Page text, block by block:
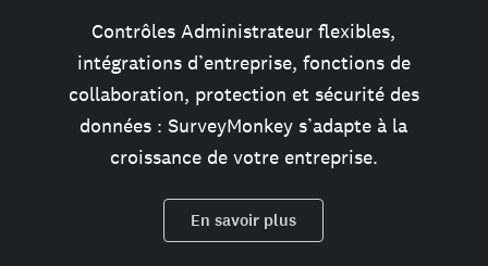
Contrôles Administrateur flexibles,
intégrations d’entreprise, fonctions de
collaboration, protection et sécurité des
données : SurveyMonkey s’adapte à la
croissance de votre entreprise.
En savoir plus